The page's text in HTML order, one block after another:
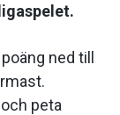
ned till
peta